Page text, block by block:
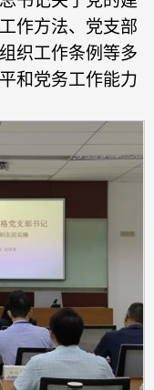
作方法、党支部
织工作条例等多
和党务工作能力